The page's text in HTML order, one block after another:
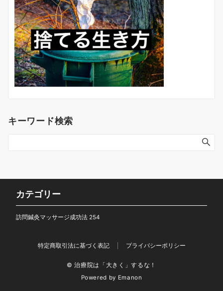
キーワード検索
カテゴリー
訪問鍼灸マッサージ成功法 254
特定商取引法に基づく表記 プライバシーポリシー
© 治療院は「大きく」するな！
Powered by Emanon